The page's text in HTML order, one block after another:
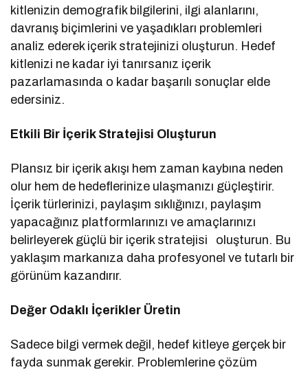
kitlenizin demografik bilgilerini, ilgi alanlarını,
davranış biçimlerini ve yaşadıkları problemleri
analiz ederek içerik stratejinizi oluşturun. Hedef
kitlenizi ne kadar iyi tanırsanız içerik
pazarlamasında o kadar başarılı sonuçlar elde
edersiniz.
Etkili Bir İçerik Stratejisi Oluşturun
Plansız bir içerik akışı hem zaman kaybına neden
olur hem de hedeflerinize ulaşmanızı güçleştirir.
İçerik türlerinizi, paylaşım sıklığınızı, paylaşım
yapacağınız platformlarınızı ve amaçlarınızı
belirleyerek güçlü bir içerik stratejisi oluşturun. Bu
yaklaşım markanıza daha profesyonel ve tutarlı bir
görünüm kazandırır.
Değer Odaklı İçerikler Üretin
Sadece bilgi vermek değil, hedef kitleye gerçek bir
fayda sunmak gerekir. Problemlerine çözüm